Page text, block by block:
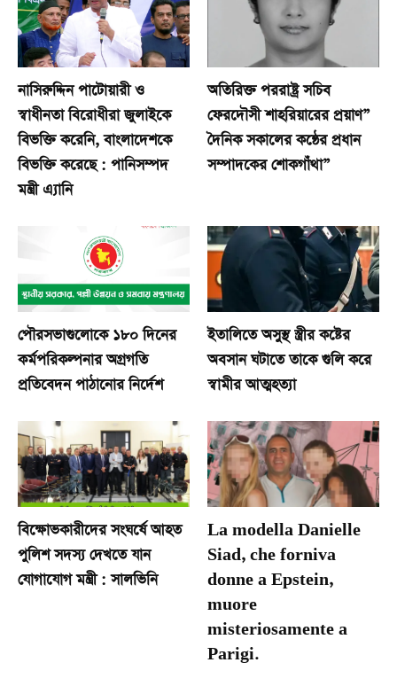
নাসিরুদ্দিন পাটোয়ারী ও
স্বাধীনতা বিরোধীরা জুলাইকে
বিভক্তি করেনি, বাংলাদেশকে
বিভক্তি করেছে : পানিসম্পদ
মন্ত্রী এ্যানি
অতিরিক্ত পররাষ্ট্র সচিব
ফেরদৌসী শাহরিয়ারের প্রয়াণ”
দৈনিক সকালের কন্ঠের প্রধান
সম্পাদকের শোকগাঁথা”
পৌরসভাগুলোকে ১৮০ দিনের
কর্মপরিকল্পনার অগ্রগতি
প্রতিবেদন পাঠানোর নির্দেশ
ইতালিতে অসুস্থ স্ত্রীর কষ্টের
অবসান ঘটাতে তাকে গুলি করে
স্বামীর আত্মহত্যা
বিক্ষোভকারীদের সংঘর্ষে আহত
পুলিশ সদস্য দেখতে যান
যোগাযোগ মন্ত্রী : সালভিনি
La modella Danielle
Siad, che forniva
donne a Epstein,
muore
misteriosamente a
Parigi.